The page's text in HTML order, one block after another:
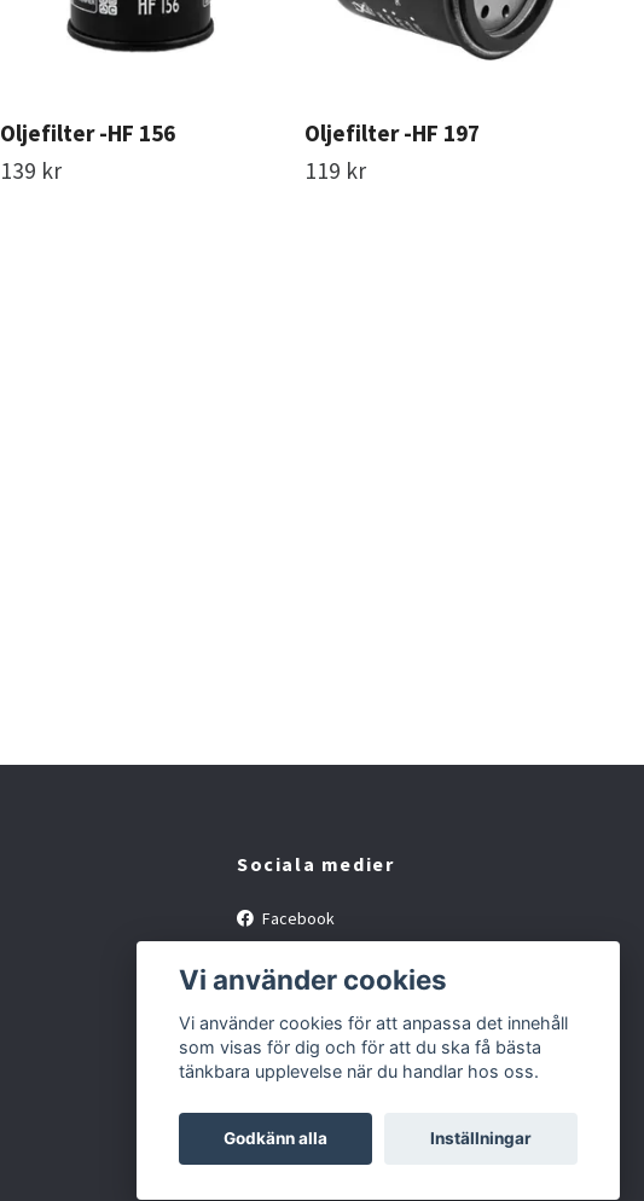
Oljefilter -HF 156
139 kr
Oljefilter -HF 197
119 kr
Sociala medier
Facebook
Vi använder cookies
Vi använder cookies för att anpassa det innehåll
som visas för dig och för att du ska få bästa
tänkbara upplevelse när du handlar hos oss.
Godkänn alla Inställningar